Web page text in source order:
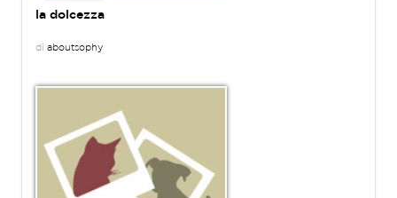
la dolcezza
di aboutsophy